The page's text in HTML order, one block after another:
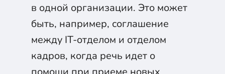
в одной организации. Это может
быть, например, соглашение
между IT-отделом и отделом
кадров, когда речь идет о